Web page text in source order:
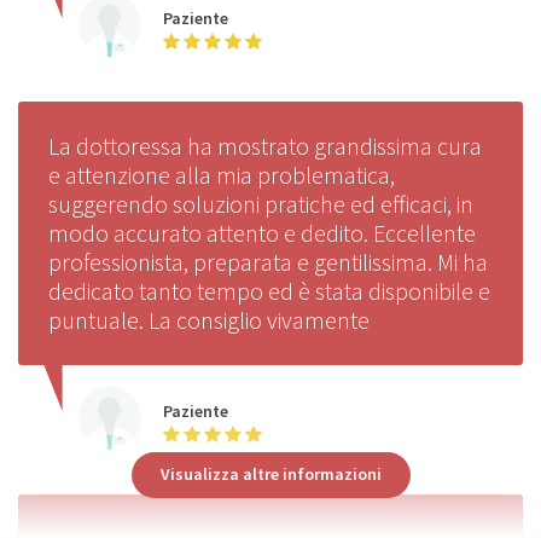
Paziente
La dottoressa ha mostrato grandissima cura
e attenzione alla mia problematica,
suggerendo soluzioni pratiche ed efficaci, in
modo accurato attento e dedito. Eccellente
professionista, preparata e gentilissima. Mi ha
dedicato tanto tempo ed è stata disponibile e
puntuale. La consiglio vivamente
Paziente
Visualizza altre informazioni